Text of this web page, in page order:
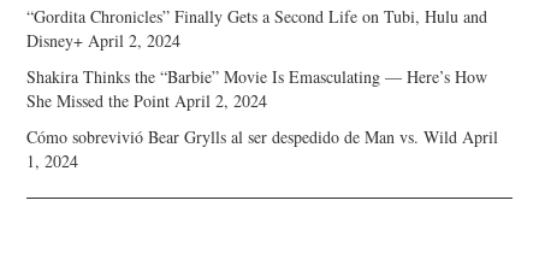
“Gordita Chronicles” Finally Gets a Second Life on Tubi, Hulu and
Disney+ April 2, 2024
Shakira Thinks the “Barbie” Movie Is Emasculating — Here’s How
She Missed the Point April 2, 2024
Cómo sobrevivió Bear Grylls al ser despedido de Man vs. Wild April
1, 2024